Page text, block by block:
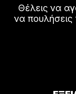
Θέλεις να
να